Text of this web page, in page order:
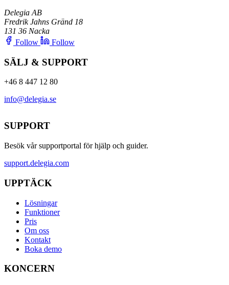
Delegia AB
Fredrik Jahns Gränd 18
131 36 Nacka
Follow
Follow
SÄLJ & SUPPORT
+46 8 447 12 80
info@delegia.se
SUPPORT
Besök vår supportportal för hjälp och guider.
support.delegia.com
UPPTÄCK
Lösningar
Funktioner
Pris
Om oss
Kontakt
Boka demo
KONCERN